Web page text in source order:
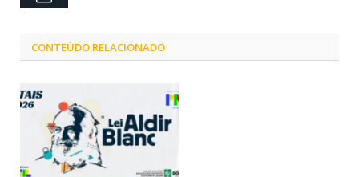
CONTEÚDO RELACIONADO